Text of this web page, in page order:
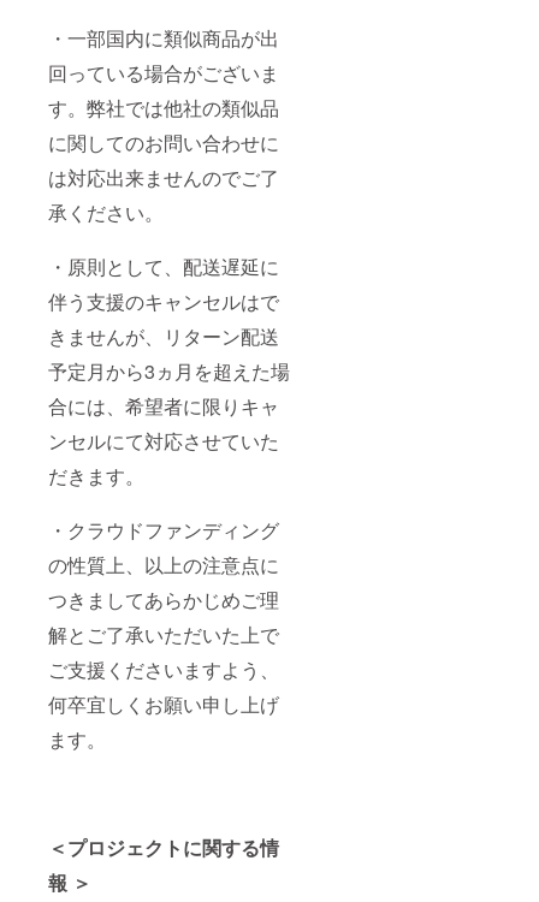
・一部国内に類似商品が出
回っている場合がございま
す。弊社では他社の類似品
に関してのお問い合わせに
は対応出来ませんのでご了
承ください。
・原則として、配送遅延に
伴う支援のキャンセルはで
きませんが、リターン配送
予定月から3ヵ月を超えた場
合には、希望者に限りキャ
ンセルにて対応させていた
だきます。
・クラウドファンディング
の性質上、以上の注意点に
つきましてあらかじめご理
解とご了承いただいた上で
ご支援くださいますよう、
何卒宜しくお願い申し上げ
ます。
＜プロジェクトに関する情
報 ＞